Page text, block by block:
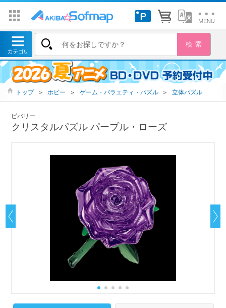
トップ ＞ ホビー ＞ ゲーム・バラエティ・パズル ＞ 立体パズル
ビバリー
クリスタルパズル パープル・ローズ